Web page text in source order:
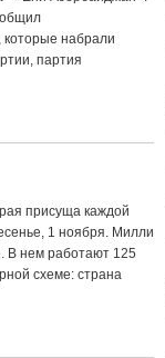
которые набрали
партия
присуща каждой
1 ноября. Милли
В нем работают 125
схеме: страна